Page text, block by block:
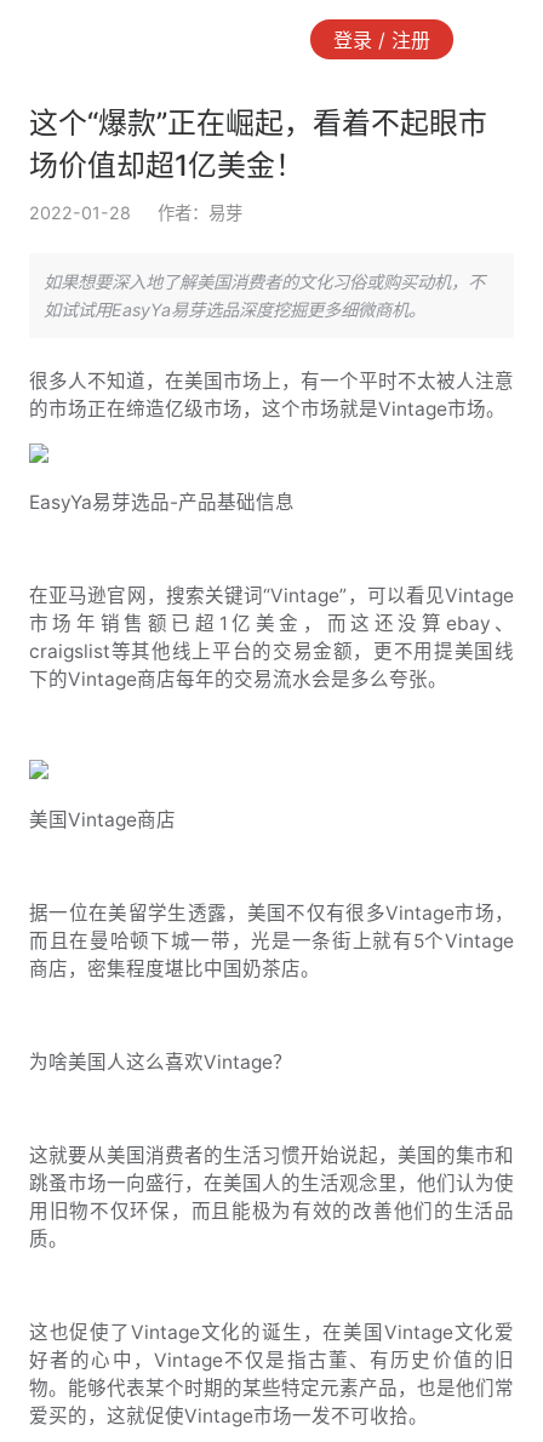
登录 / 注册
这个“爆款”正在崛起，看着不起眼市
场价值却超1亿美金！
2022-01-28 作者：易芽
如果想要深入地了解美国消费者的文化习俗或购买动机，不
如试试用EasyYa易芽选品深度挖掘更多细微商机。
很多人不知道，在美国市场上，有一个平时不太被人注意
的市场正在缔造亿级市场，这个市场就是Vintage市场。
EasyYa易芽选品-产品基础信息
在亚马逊官网，搜索关键词“Vintage”，可以看见Vintage
市场年销售额已超1亿美金，而这还没算ebay、
craigslist等其他线上平台的交易金额，更不用提美国线
下的Vintage商店每年的交易流水会是多么夸张。
美国Vintage商店
据一位在美留学生透露，美国不仅有很多Vintage市场，
而且在曼哈顿下城一带，光是一条街上就有5个Vintage
商店，密集程度堪比中国奶茶店。
为啥美国人这么喜欢Vintage？
这就要从美国消费者的生活习惯开始说起，美国的集市和
跳蚤市场一向盛行，在美国人的生活观念里，他们认为使
用旧物不仅环保，而且能极为有效的改善他们的生活品
质。
这也促使了Vintage文化的诞生，在美国Vintage文化爱
好者的心中，Vintage不仅是指古董、有历史价值的旧
物。能够代表某个时期的某些特定元素产品，也是他们常
爱买的，这就促使Vintage市场一发不可收拾。